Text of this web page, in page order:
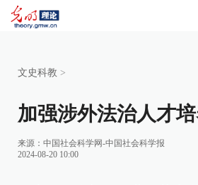
文史科教 >
加强涉外法治人才
来源： 中国社会科学网-中国社会科学报
2024-08-20 10:00